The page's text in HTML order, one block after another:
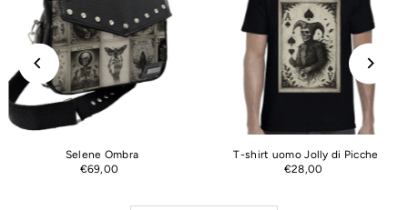
Selene Ombra
€69,00
T-shirt uomo Jolly di Picche
€28,00